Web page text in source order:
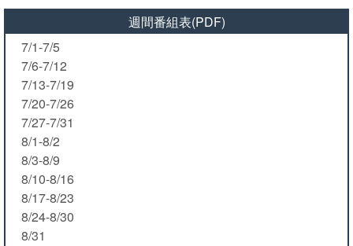
週間番組表(PDF)
7/1-7/5
7/6-7/12
7/13-7/19
7/20-7/26
7/27-7/31
8/1-8/2
8/3-8/9
8/10-8/16
8/17-8/23
8/24-8/30
8/31